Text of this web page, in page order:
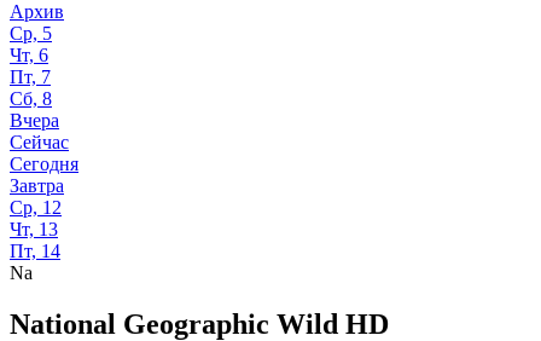
Архив
Ср, 5
Чт, 6
Пт, 7
Сб, 8
Вчера
Сейчас
Сегодня
Завтра
Ср, 12
Чт, 13
Пт, 14
Na
National Geographic Wild HD